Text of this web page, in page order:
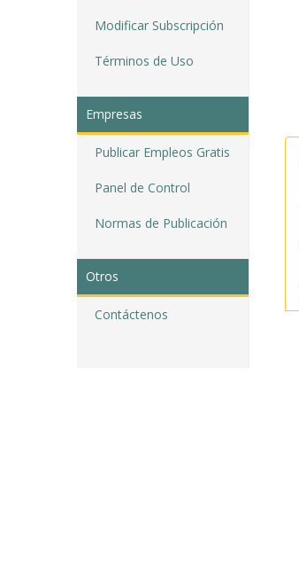
Modificar Subscripción
Términos de Uso
Empresas
Publicar Empleos Gratis
Panel de Control
Normas de Publicación
Otros
Contáctenos